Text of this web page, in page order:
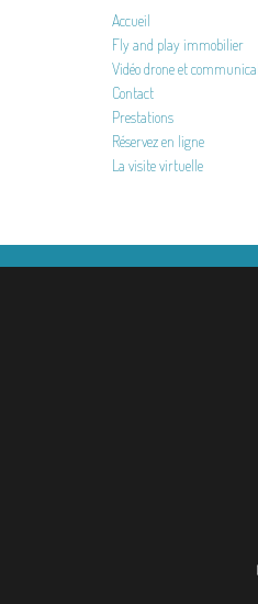
Accueil
Fly and play immobilier
Vidéo drone et
Contact
Prestations
Réservez en ligne
La visite virtuelle